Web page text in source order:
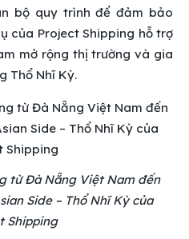
bộ quy trình để đảm bảo
của Project Shipping hỗ trợ
mở rộng thị trường và gia
Thổ Nhĩ Kỳ.
từ Đà Nẵng Việt Nam đến
Side – Thổ Nhĩ Kỳ của
Shipping